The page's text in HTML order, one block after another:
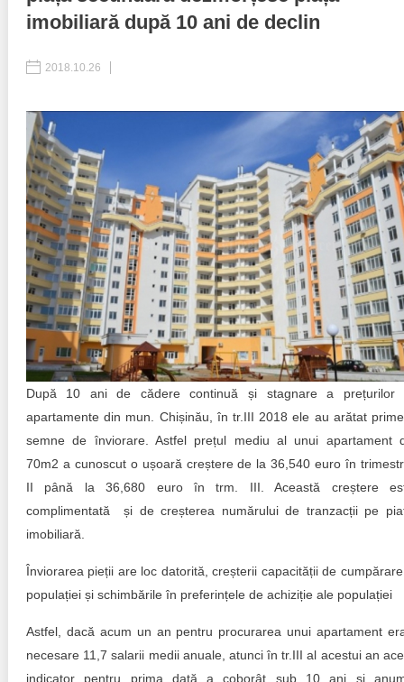
Inițiative desfășurate
Manual de proceduri
Note & poziții​
Organigrama IDIS
Anunțuri
Consiliul consulativ internațional IDIS
Politici regionale
Bunele practici
Laborator sociometric
Transparența guvernării locale
People Watch
Proces democratic
Agenda Națională de Business
Puterea hibridă
15 minute de realism economic
Buletin EU-STRAT
Aplică la BUNELE PRACTICI
Transparența întreprinderilor de stat
Cele mai bune și cele mai proaste politici locale din
Moldova
Democrația, independența și transparența instituțiilor
imobiliară după 10 ani de declin
2018.10.26
După 10 ani de cădere continuă și stagnare a prețurilor
apartamente din mun. Chișinău, în tr.III 2018 ele au arătat
semne de înviorare. Astfel prețul mediu al unui apartament
70m2 a cunoscut o ușoară creștere de la 36,540 euro în
II până la 36,680 euro în trm. III. Această creștere
complimentată și de creșterea numărului de tranzacții pe
imobiliară.
Înviorarea pieții are loc datorită, creșterii capacității de
populației și schimbările în preferințele de achiziție ale populației
Astfel, dacă acum un an pentru procurarea unui apartament
necesare 11,7 salarii medii anuale, atunci în tr.III al acestui an
indicator pentru prima dată a coborât sub 10 ani și